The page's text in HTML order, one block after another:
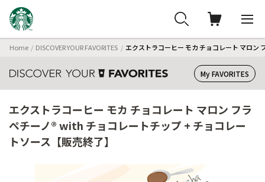
Home DISCOVER YOUR FAVORITES エクストラコーヒー モカ チョコレート マロン
My FAVORITES
エクストラコーヒー モカ チョコレート マロン フラ
ペチーノ® with チョコレートチップ + チョコレー
トソース【販売終了】